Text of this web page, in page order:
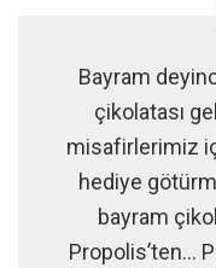
Bayram
çikolatası
misafirlerimiz
hediye
bayram
Propolis’ten...